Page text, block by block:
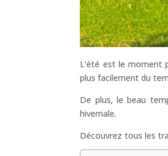
L’été est le moment
plus facilement du
De plus, le beau
hivernale.
Découvrez tous les